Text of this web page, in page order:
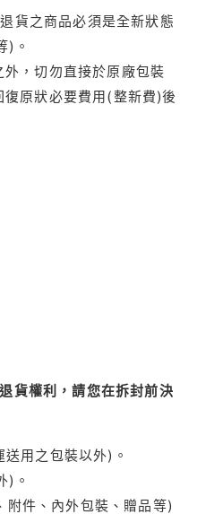
貨之商品必須是全新狀態
)。
，切勿直接於原廠包裝
原狀必要費用(整新費)後
貨權利，請您在拆封前決
用之包裝以外)。
)。
件、內外包裝、贈品等)